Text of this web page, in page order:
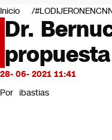
Mundo
Negocios
Deportes
Programas completos
Cultura
Servicios
Bits
CNN Data
Inicio
Dr.
28- 06- 2021 11:41
Por ibastias